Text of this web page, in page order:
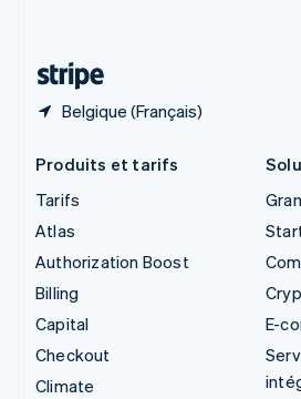
Belgique (Français)
Produits et tarifs
Tarifs
Atlas
Authorization Boost
Billing
Capital
Checkout
Climate
E-